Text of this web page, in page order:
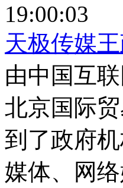
19:00:03
天极传媒
由中国互
北京国际
到了政府
媒体、网